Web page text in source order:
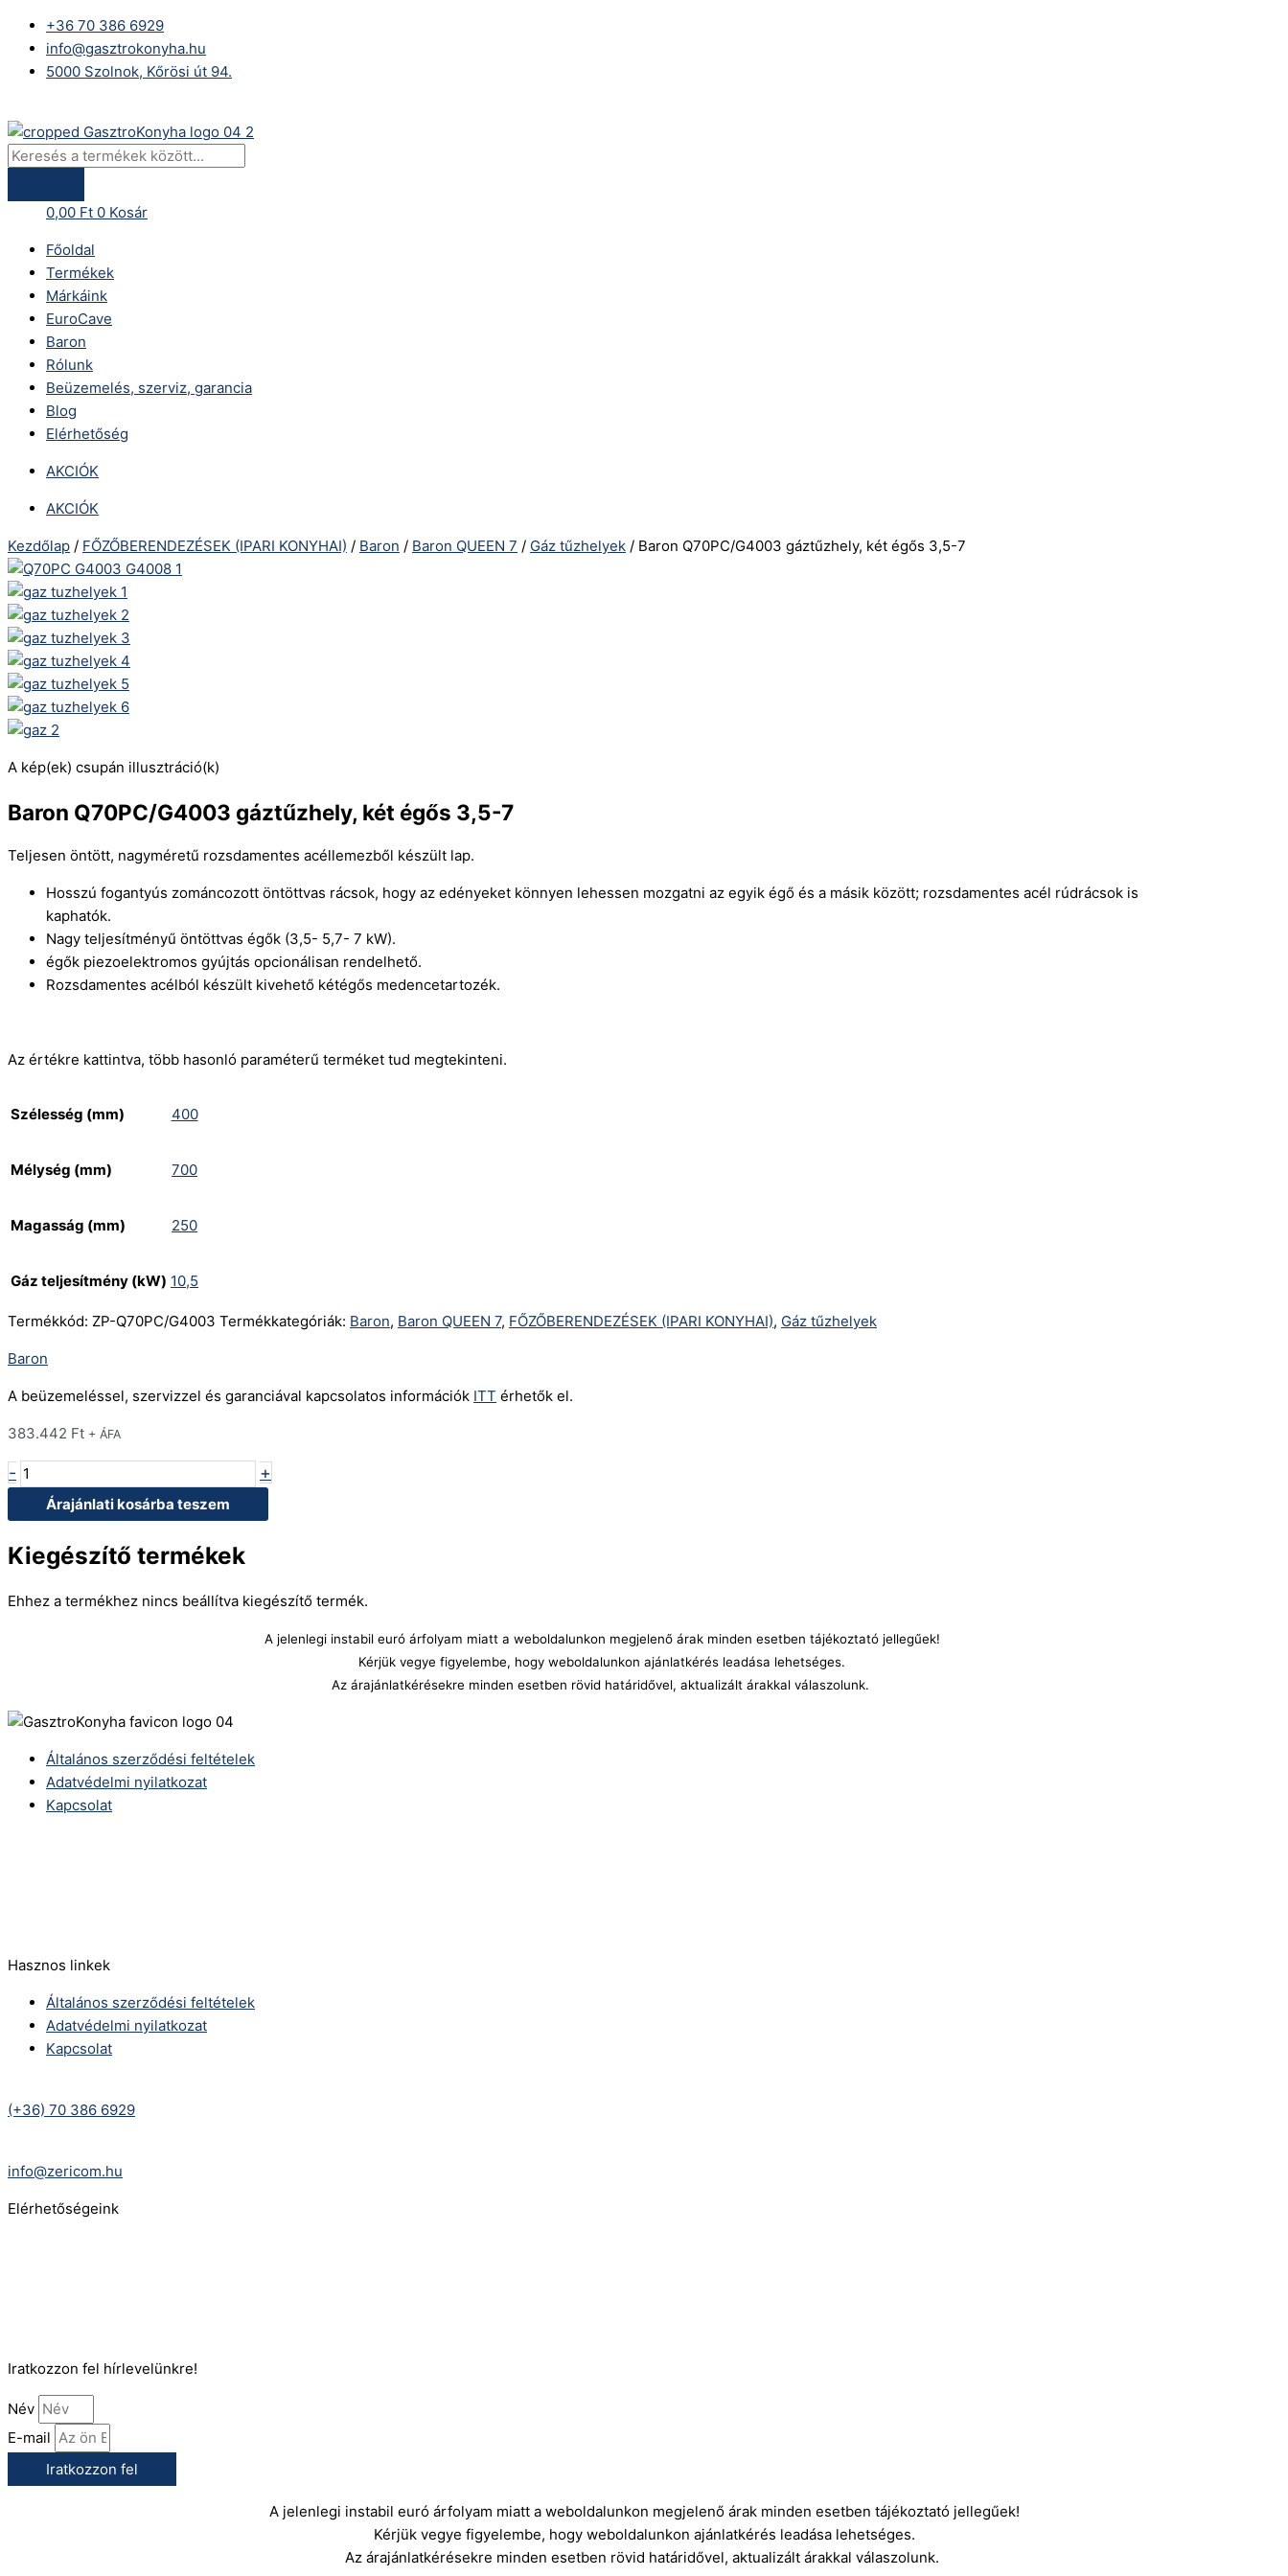
content
+36 70 386 6929
info@gasztrokonyha.hu
5000 Szolnok, Kőrösi út 94.
search
0,00 Ft 0 Kosár
Főoldal
Termékek
Márkáink
EuroCave
Baron
Rólunk
Beüzemelés, szerviz, garancia
Blog
Elérhetőség
AKCIÓK
AKCIÓK
Kezdőlap / FŐZŐBERENDEZÉSEK (IPARI KONYHAI) / Baron / Baron QUEEN 7 / Gáz tűzhelyek / Baron Q70PC/G4003 gáztűzhely, két égős 3,5-7
A kép(ek) csupán illusztráció(k)
Baron Q70PC/G4003 gáztűzhely, két égős 3,5-7
Teljesen öntött, nagyméretű rozsdamentes acéllemezből készült lap.
Hosszú fogantyús zománcozott öntöttvas rácsok, hogy az edényeket könnyen lehessen mozgatni az egyik égő és a másik között; rozsdamentes acél rúdrácsok is
kaphatók.
Nagy teljesítményű öntöttvas égők (3,5- 5,7- 7 kW).
égők piezoelektromos gyújtás opcionálisan rendelhető.
Rozsdamentes acélból készült kivehető kétégős medencetartozék.
Az értékre kattintva, több hasonló paraméterű terméket tud megtekinteni.
Szélesség (mm) 400
Mélység (mm) 700
Magasság (mm) 250
Gáz teljesítmény (kW) 10,5
Termékkód: ZP-Q70PC/G4003 Termékkategóriák: Baron, Baron QUEEN 7, FŐZŐBERENDEZÉSEK (IPARI KONYHAI), Gáz tűzhelyek
Baron
A beüzemeléssel, szervizzel és garanciával kapcsolatos információk ITT érhetők el.
383.442 Ft + ÁFA
-
Q70PC/G4003
gáztűzhely,
két
3,5-
7
mennyiség
+
Árajánlati kosárba teszem
Kiegészítő termékek
Ehhez a termékhez nincs beállítva kiegészítő termék.
A jelenlegi instabil euró árfolyam miatt a weboldalunkon megjelenő árak minden esetben tájékoztató jellegűek!
Kérjük vegye figyelembe, hogy weboldalunkon ajánlatkérés leadása lehetséges.
Az árajánlatkérésekre minden esetben rövid határidővel, aktualizált árakkal válaszolunk.
Általános szerződési feltételek
Adatvédelmi nyilatkozat
Kapcsolat
Hasznos linkek
Általános szerződési feltételek
Adatvédelmi nyilatkozat
Kapcsolat
(+36) 70 386 6929
info@zericom.hu
Elérhetőségeink
Iratkozzon fel hírlevelünkre!
Név
E-mail
Iratkozzon fel
A jelenlegi instabil euró árfolyam miatt a weboldalunkon megjelenő árak minden esetben tájékoztató jellegűek!
Kérjük vegye figyelembe, hogy weboldalunkon ajánlatkérés leadása lehetséges.
Az árajánlatkérésekre minden esetben rövid határidővel, aktualizált árakkal válaszolunk.